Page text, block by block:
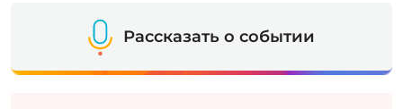
Рассказать о событии